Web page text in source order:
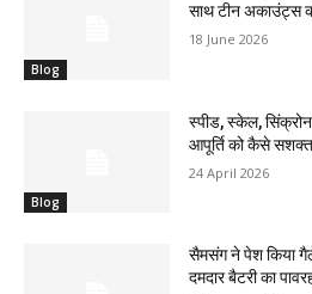
Blog
साथ टीन अकाउंट्स
18 June 2026
Blog
स्पीड, स्केल,
आपूर्ति को कैसे सशक्त
24 April 2026
सैमसंग ने पेश किया
दमदार बैटरी का